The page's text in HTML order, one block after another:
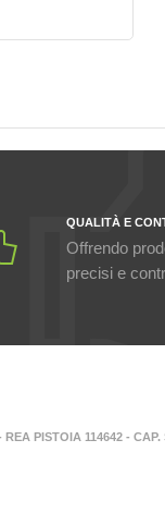
QUALITÀ E
Offrendo
precisi e
PISTOIA 114642 - CAP.